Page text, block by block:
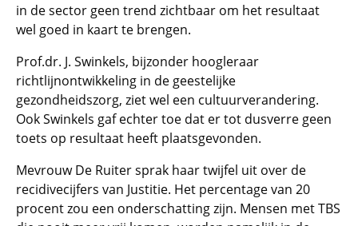
in de sector geen trend zichtbaar om het resultaat
wel goed in kaart te brengen.
Prof.dr. J. Swinkels, bijzonder hoogleraar
richtlijnontwikkeling in de geestelijke
gezondheidszorg, ziet wel een cultuurverandering.
Ook Swinkels gaf echter toe dat er tot dusverre geen
toets op resultaat heeft plaatsgevonden.
Mevrouw De Ruiter sprak haar twijfel uit over de
recidivecijfers van Justitie. Het percentage van 20
procent zou een onderschatting zijn. Mensen met TBS